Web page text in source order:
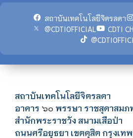
สถาบันเทคโนโลยีจิตรลดา
@CDTIOFFICIAL
CDTI
สถาบันเทคโนโลยีจิตรลดา
อาคาร ๖๐ พรรษา ราชสุดาสมภ
สำนักพระราชวัง สนามเสือป่า
ถนนศรีอยุธยา เขตดุสิต กรุงเท